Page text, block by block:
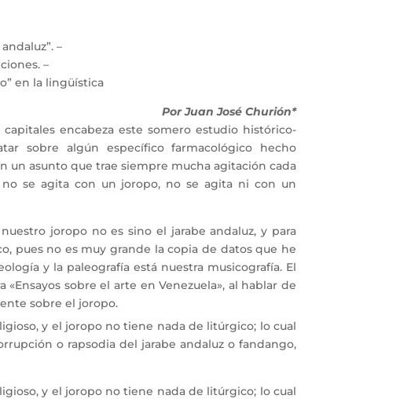
–
–
en la lingüística
Por Juan José Churión*
encabeza este somero estudio histórico-
sobre algún específico farmacológico hecho
un asunto que trae siempre mucha agitación cada
no se agita con un joropo, no se agita ni con un
joropo no es sino el jarabe andaluz, y para
pues no es muy grande la copia de datos que he
y la paleografía está nuestra musicografía. El
sobre el arte en Venezuela», al hablar de
sobre el joropo.
y el joropo no tiene nada de litúrgico; lo cual
o rapsodia del jarabe andaluz o fandango,
y el joropo no tiene nada de litúrgico; lo cual